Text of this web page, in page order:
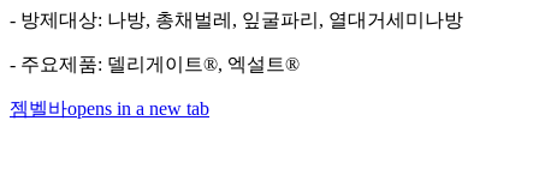
- 방제대상: 나방, 총채벌레, 잎굴파리, 열대거세미나방
- 주요제품: 델리게이트®, 엑설트®
젬벨바opens in a new tab